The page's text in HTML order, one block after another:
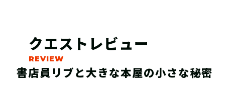
クエストレビュー
書店員リブと大きな本屋の小さな秘密